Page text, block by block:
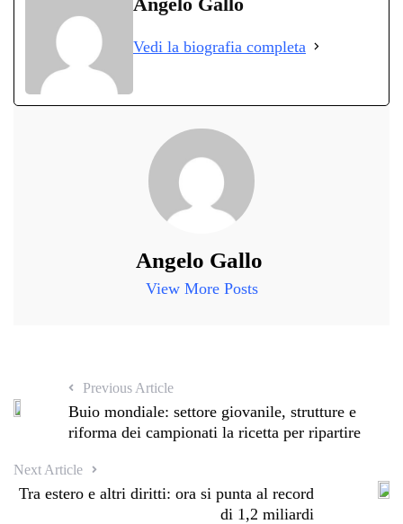
ok r
pp m
di
Vedi la biografia completa
Angelo Gallo
View More Posts
Previous Article
Buio mondiale: settore giovanile, strutture e
riforma dei campionati la ricetta per ripartire
Next Article
Tra estero e altri diritti: ora si punta al record
di 1,2 miliardi